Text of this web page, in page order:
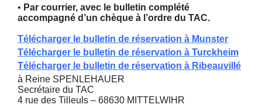
• Par courrier, avec le bulletin complété
accompagné d’un chèque à l’ordre du TAC.
Télécharger le bulletin de réservation à Munster
Télécharger le bulletin de réservation à Turckheim
Télécharger le bulletin de réservation à Ribeauvillé
à Reine SPENLEHAUER
Secrétaire du TAC
4 rue des Tilleuls – 68630 MITTELWIHR